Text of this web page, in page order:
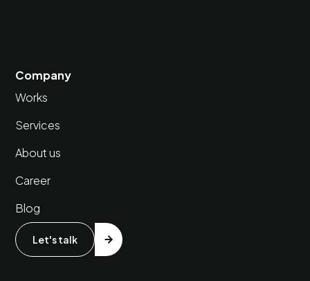
Company
Works
Services
About us
Career
Blog
Let's talk